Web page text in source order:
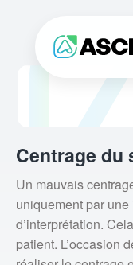
Centrage du
Un mauvais
uniquement par
d’interprétation.
patient. L’occasion